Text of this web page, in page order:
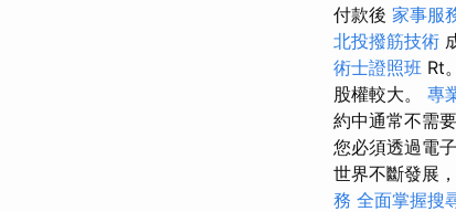
付款後 家事服
北投撥筋技術
術士證照班 Rt。
股權較大。 專
約中通常不需
您必須透過電
世界不斷發展
務 全面掌握搜